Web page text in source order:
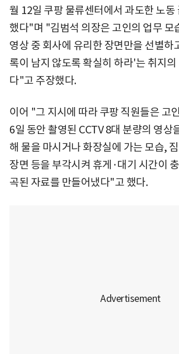
월 12일 쿠팡 물류센터에서 과도한 노동
했다"며 "김범석 의장은 고인의 업무 모
영상 중 회사에 유리한 장면만을 선별하
록이 남지 않도록 확실히 하라'는 취지의
다"고 주장했다.
이어 "그 지시에 따라 쿠팡 직원들은 고
6일 동안 촬영된 CCTV 8대 분량의 영상
해 물을 마시거나 화장실에 가는 모습,
장면 등을 부각시켜 휴게·대기 시간이
곡된 자료를 만들어냈다"고 했다.